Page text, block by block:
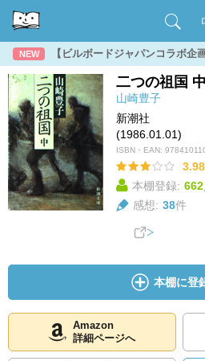
NEW 【ビルボードジャパンコラボ企
二つの祖国
山崎豊子
新潮社
(1986.01.01)
ISBN・EAN:
3.98
本棚登録: 662
感想: 38件
本棚に登
Amazon
詳細ページへ